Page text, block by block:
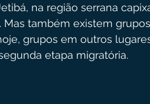
na região serrana
também existem
grupos em outros
etapa migratória.